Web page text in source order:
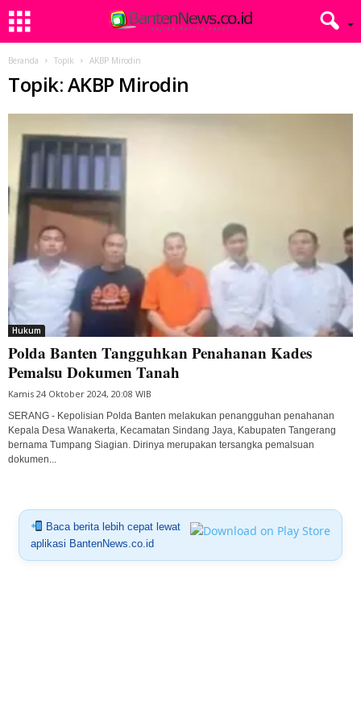
Beranda Topik AKBP Mirodin
Topik: AKBP Mirodin
Hukum
Polda Banten Tangguhkan Penahanan Kades
Pemalsu Dokumen Tanah
Kamis 24 Oktober 2024, 20:08 WIB
SERANG - Kepolisian Polda Banten melakukan penangguhan penahanan
Kepala Desa Wanakerta, Kecamatan Sindang Jaya, Kabupaten Tangerang
bernama Tumpang Siagian. Dirinya merupakan tersangka pemalsuan
dokumen...
Baca berita lebih cepat lewat
aplikasi BantenNews.co.id